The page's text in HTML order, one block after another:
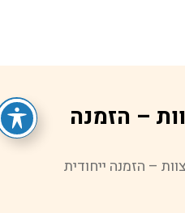
– הזמנה
– הזמנה ייחודית